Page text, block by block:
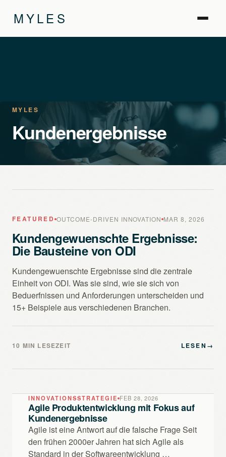
MYLES
MYLES
Kundenergebnisse
FEATURED OUTCOME-DRIVEN INNOVATION MAR 8, 2026
Kundengewuenschte Ergebnisse:
Die Bausteine von ODI
Kundengewuenschte Ergebnisse sind die zentrale
Einheit von ODI. Was sie sind, wie sie sich von
Beduerfnissen und Anforderungen unterscheiden und
15+ Beispiele aus verschiedenen Branchen.
10 MIN LESEZEIT LESEN →
INNOVATIONSSTRATEGIE FEB 28, 2026
Agile Produktentwicklung mit Fokus auf
Kundenergebnisse
Agile ist eine Antwort auf die falsche Frage Seit
den frühen 2000er Jahren hat sich Agile als
Standard in der Softwareentwicklung …